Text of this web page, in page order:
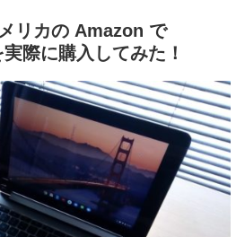
リカの Amazon で
際に購入してみた！